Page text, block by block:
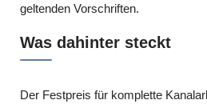
geltenden Vorschriften.
Was dahinter steckt
Der Festpreis für komplette